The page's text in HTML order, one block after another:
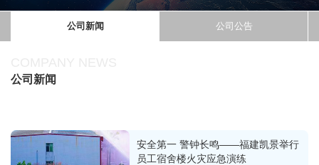
公司新闻 公司公告
公司新闻
安全第一 警钟长鸣——福建凯景举行
员工宿舍楼火灾应急演练